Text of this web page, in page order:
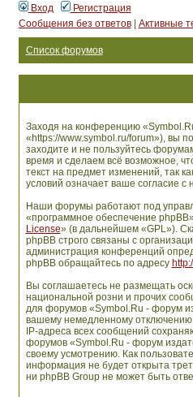
Вход
Регистрация
Сообщения без ответов| Активные
Список форумов
Заходя на конференцию
«https://www.symbol.ru/forum»), вы
заходите и не пользуйтесь
время и сделаем всё возможное,
текст на предмет изменений, так
условий означает ваше согласие с
Наши форумы работают под
«программное обеспечение
License» (в дальнейшем «GPL»).
phpBB строго связаны с
администрация конференций
phpBB обращайтесь по адресу
Вы соглашаетесь не размещать
национальной розни и прочих
для форумов «Symbol.Ru - форум
вашему немедленному отключению
IP-адреса всех сообщений
форумов «Symbol.Ru - форум
своему усмотрению. Как
информация не будет открыта
ни phpBB Group не может быть